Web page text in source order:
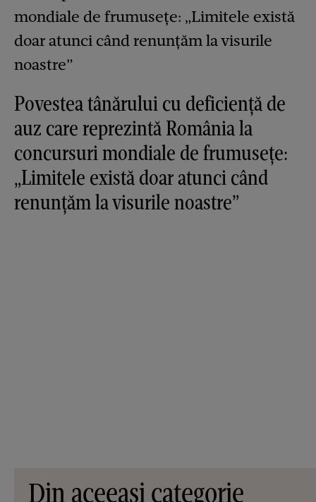
Povestea tânărului cu deficiență de
auz care reprezintă România la
concursuri mondiale de frumusețe:
„Limitele există doar atunci când
renunțăm la visurile noastre”
Din aceeași categorie